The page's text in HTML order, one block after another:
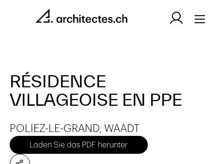
RÉSIDENCE
VILLAGEOISE EN PPE
POLIEZ-LE-GRAND, WAADT
Laden Sie das PDF herunter